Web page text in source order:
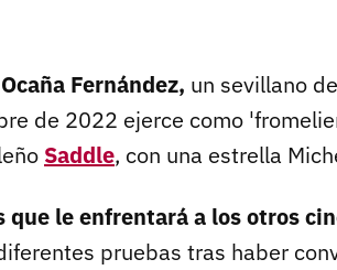
Fernández, un sevillano
de 2022 ejerce como
Saddle, con una estrella
que le enfrentará a los otros
pruebas tras haber